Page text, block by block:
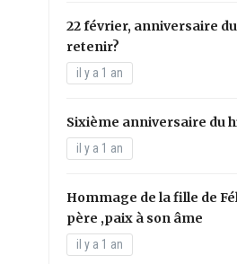
22 février, anniversaire du
retenir?
il y a 1 an
Sixième anniversaire du
il y a 1 an
Hommage de la fille de
père ,paix à son âme
il y a 1 an